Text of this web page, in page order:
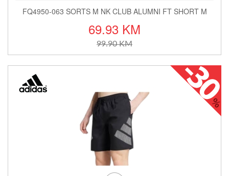
FQ4950-063 SORTS M NK CLUB ALUMNI FT SHORT M
69.93 KM
99.90 KM